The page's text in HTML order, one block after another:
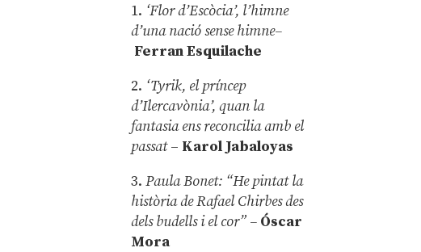
1. ‘Flor d’Escòcia’, l’himne
d’una nació sense himne–
Ferran Esquilache
2. ‘Tyrik, el príncep
d’Ilercavònia’, quan la
fantasia ens reconcilia amb el
passat– Karol Jabaloyas
3.Paula Bonet: “He pintat la
història de Rafael Chirbes des
dels budells i el cor” – Óscar
Mora